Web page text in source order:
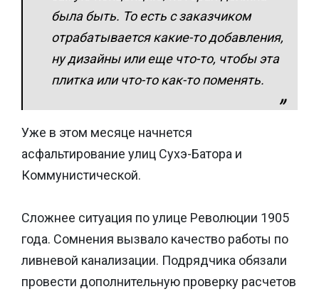
была быть. То есть с заказчиком
отрабатывается какие-то добавления,
ну дизайны или еще что-то, чтобы эта
плитка или что-то как-то поменять.
Уже в этом месяце начнется
асфальтирование улиц Сухэ-Батора и
Коммунистической.
Сложнее ситуация по улице Революции 1905
года. Сомнения вызвало качество работы по
ливневой канализации. Подрядчика обязали
провести дополнительную проверку расчетов